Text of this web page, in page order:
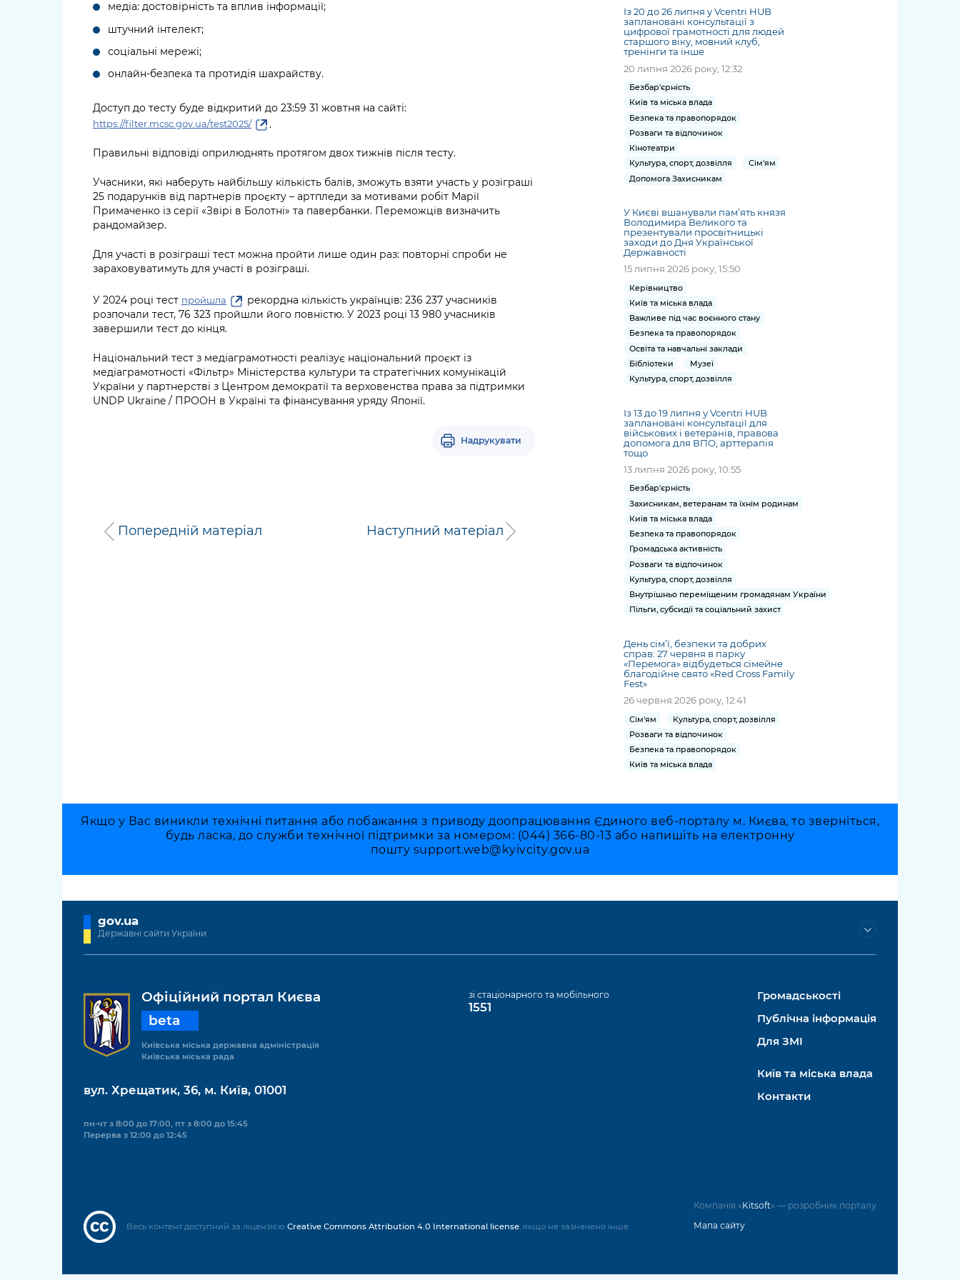
медіа: достовірність та вплив інформації;
штучний інтелект;
соціальні мережі;
онлайн-безпека та протидія шахрайству.
Доступ до тесту буде відкритий до 23:59 31 жовтня на сайті:
https://filter.mcsc.gov.ua/test2025/ .
Правильні відповіді оприлюднять протягом двох тижнів після тесту.
Учасники, які наберуть найбільшу кількість балів, зможуть взяти участь у розіграші
25 подарунків від партнерів проєкту – артпледи за мотивами робіт Марії
Примаченко із серії «Звірі в Болотні» та павербанки. Переможців визначить
рандомайзер.
Для участі в розіграші тест можна пройти лише один раз: повторні спроби не
зараховуватимуть для участі в розіграші.
У 2024 році тест пройшла
рекордна кількість українців: 236 237 учасників
розпочали тест, 76 323 пройшли його повністю. У 2023 році 13 980 учасників
завершили тест до кінця.
Національний тест з медіаграмотності реалізує національний проєкт із
медіаграмотності «Фільтр» Міністерства культури та стратегічних комунікацій
України у партнерстві з Центром демократії та верховенства права за підтримки
UNDP Ukraine / ПРООН в Україні та фінансування уряду Японії.
Надрукувати
Попередній матеріал Наступний матеріал
Із 20 до 26 липня у Vcentri HUB
заплановані консультації з
цифрової грамотності для людей
старшого віку, мовний клуб,
тренінги та інше
20 липня 2026 року, 12:32
Безбар'єрність
Київ та міська влада
Безпека та правопорядок
Розваги та відпочинок
Кінотеатри
Культура, спорт, дозвілля
Сім'ям
Допомога Захисникам
У Києві вшанували пам’ять князя
Володимира Великого та
презентували просвітницькі
заходи до Дня Української
Державності
15 липня 2026 року, 15:50
Керівництво
Київ та міська влада
Важливе під час воєнного стану
Безпека та правопорядок
Освіта та навчальні заклади
Бібліотеки
Музеї
Культура, спорт, дозвілля
Із 13 до 19 липня у Vcentri HUB
заплановані консультації для
військових і ветеранів, правова
допомога для ВПО, арттерапія
тощо
13 липня 2026 року, 10:55
Безбар'єрність
Захисникам, ветеранам та їхнім родинам
Київ та міська влада
Безпека та правопорядок
Громадська активність
Розваги та відпочинок
Культура, спорт, дозвілля
Внутрішньо переміщеним громадянам України
Пільги, субсидії та соціальний захист
День сім’ї, безпеки та добрих
справ: 27 червня в парку
«Перемога» відбудеться сімейне
благодійне свято «Red Cross Family
Fest»
26 червня 2026 року, 12:41
Сім'ям
Культура, спорт, дозвілля
Розваги та відпочинок
Безпека та правопорядок
Київ та міська влада
Якщо у Вас виникли технічні питання або побажання з приводу доопрацювання Єдиного веб-порталу м. Києва, то зверніться,
будь ласка, до служби технічної підтримки за номером: (044) 366-80-13 або напишіть на електронну
пошту support.web@kyivcity.gov.ua
gov.ua
Державні сайти України
Офіційний портал Києва
beta
Київська міська державна адміністрація
Київська міська рада
вул. Хрещатик, 36, м. Київ, 01001
пн-чт з 8:00 до 17:00, пт з 8:00 до 15:45
Перерва з 12:00 до 12:45
зі стаціонарного та мобільного
1551
Громадськості
Публічна інформація
Для ЗМІ
Київ та міська влада
Контакти
Компанія «Kitsoft» — розробник порталу
Мапа сайту
Весь контент доступний за ліцензією Creative Commons Attribution 4.0 International license, якщо не зазначено інше